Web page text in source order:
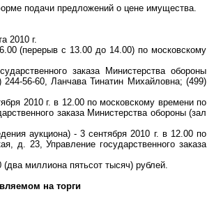
подачи предложений о цене имущества.
2010 г.
(перерыв с 13.00 до 14.00) по московскому
заказа Министерства обороны
56-60, Ланчава Тинатин Михайловна; (499)
2010 г. в 12.00 по московскому времени по
заказа Министерства обороны (зал
аукциона) - 3 сентября 2010 г. в 12.00 по
д. 23, Управление государственного заказа
миллиона пятьсот тысяч) рублей.
на торги